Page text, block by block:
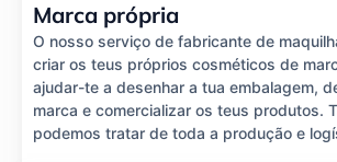
Marca própria
O nosso serviço de fabricante de
criar os teus próprios cosméticos de
ajudar-te a desenhar a tua embalagem,
marca e comercializar os teus produtos.
podemos tratar de toda a produção e